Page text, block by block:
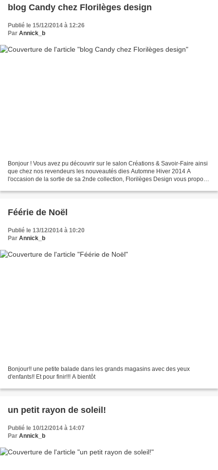
blog Candy chez Florilèges design
Publié le 15/12/2014 à 12:26
Par Annick_b
Bonjour ! Vous avez pu découvrir sur le salon Créations & Savoir-Faire ainsi
que chez nos revendeurs les nouveautés dies Automne Hiver 2014 A
l'occasion de la sortie de sa 2nde collection, Florilèges Design vous propose
Féérie de Noël
Publié le 13/12/2014 à 10:20
Par Annick_b
Bonjour!! une petite balade dans les grands magasins avec des yeux
d'enfants!! Et pour finir!!! A bientôt
un petit rayon de soleil!
Publié le 10/12/2014 à 14:07
Par Annick_b